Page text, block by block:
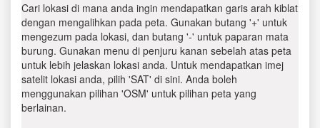
Cari lokasi di mana anda ingin mendapatkan garis arah kiblat
dengan mengalihkan pada peta. Gunakan butang '+' untuk
mengezum pada lokasi, dan butang '-' untuk paparan mata
burung. Gunakan menu di penjuru kanan sebelah atas peta
untuk lebih jelaskan lokasi anda. Untuk mendapatkan imej
satelit lokasi anda, pilih 'SAT' di sini. Anda boleh
menggunakan pilihan 'OSM' untuk pilihan peta yang
berlainan.